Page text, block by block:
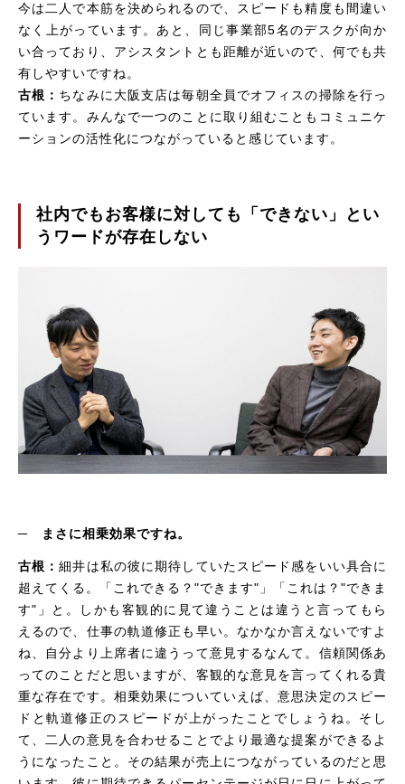
今は二人で本筋を決められるので、スピードも精度も間違い
なく上がっています。あと、同じ事業部5名のデスクが向か
い合っており、アシスタントとも距離が近いので、何でも共
有しやすいですね。
古根： ちなみに大阪支店は毎朝全員でオフィスの掃除を行っ
ています。みんなで一つのことに取り組むこともコミュニケ
ーションの活性化につながっていると感じています。
社内でもお客様に対しても「できない」とい
うワードが存在しない
─ まさに相乗効果ですね。
古根：細井は私の彼に期待していたスピード感をいい具合に
超えてくる。「これできる？"できます"」「これは？"できま
す"」と。しかも客観的に見て違うことは違うと言ってもら
えるので、仕事の軌道修正も早い。なかなか言えないですよ
ね、自分より上席者に違うって意見するなんて。信頼関係あ
ってのことだと思いますが、客観的な意見を言ってくれる貴
重な存在です。相乗効果についていえば、意思決定のスピー
ドと軌道修正のスピードが上がったことでしょうね。そし
て、二人の意見を合わせることでより最適な提案ができるよ
うになったこと。その結果が売上につながっているのだと思